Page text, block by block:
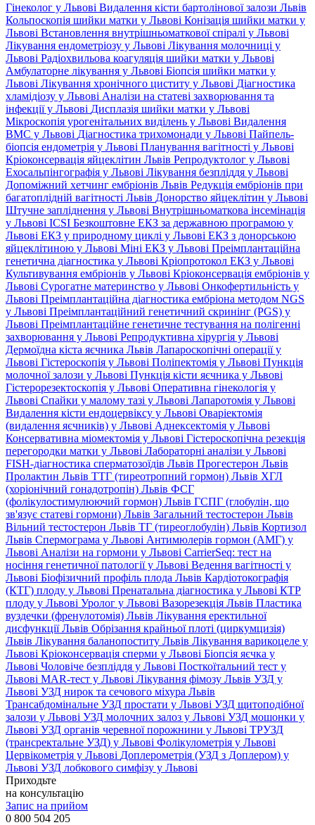
Гінеколог у Львові Видалення кісти бартолінової залози Львів
Кольпоскопія шийки матки у Львові Конізація шийки матки у
Львові Встановлення внутрішньоматкової спіралі у Львові
Лікування ендометріозу у Львові Лікування молочниці у
Львові Радіохвильова коагуляція шийки матки у Львові
Амбулаторне лікування у Львові Біопсія шийки матки у
Львові Лікування хронічного циститу у Львові Діагностика
хламідіозу у Львові Аналізи на статеві захворювання та
інфекції у Львові Дисплазія шийки матки у Львові
Мікроскопія урогенітальних виділень у Львові Видалення
ВМС у Львові Діагностика трихомонади у Львові Пайпель-
біопсія ендометрія у Львові Планування вагітності у Львові
Кріоконсервація яйцеклітин Львів Репродуктолог у Львові
Ехосальпінгографія у Львові Лікування безпліддя у Львові
Допоміжний хетчинг ембріонів Львів Редукція ембріонів при
багатоплідній вагітності Львів Донорство яйцеклітин у Львові
Штучне запліднення у Львові Внутрішньоматкова інсемінація
у Львові ICSI Безкоштовне ЕКЗ за державною програмою у
Львові ЕКЗ у природному циклі у Львові ЕКЗ з донорською
яйцеклітиною у Львові Міні ЕКЗ у Львові Преімплантаційна
генетична діагностика у Львові Кріопротокол ЕКЗ у Львові
Культивування ембріонів у Львові Кріоконсервація ембріонів у
Львові Сурогатне материнство у Львові Онкофертильність у
Львові Преімплантаційна діагностика ембріона методом NGS
у Львові Преімплантаційний генетичний скринінг (PGS) у
Львові Преімплантаційне генетичне тестування на полігенні
захворювання у Львові Репродуктивна хірургія у Львові
Дермоїдна кіста яєчника Львів Лапароскопічні операції у
Львові Гістероскопія у Львові Поліпектомія у Львові Пункція
молочної залози у Львові Пункція кісти яєчника у Львові
Гістерорезектоскопія у Львові Оперативна гінекологія у
Львові Спайки у малому тазі у Львові Лапаротомія у Львові
Видалення кісти ендоцервіксу у Львові Оваріектомія
(видалення яєчників) у Львові Аднексектомія у Львові
Консервативна міомектомія у Львові Гістероскопічна резекція
перегородки матки у Львові Лабораторні аналізи у Львові
FISH-діагностика сперматозоїдів Львів Прогестерон Львів
Пролактин Львів ТТГ (тиреотропний гормон) Львів ХГЛ
(хоріонічний гонадотропін) Львів ФСГ
(фолікулостимулюючий гормон) Львів ГСПГ (глобулін, що
зв'язує статеві гормони) Львів Загальний тестостерон Львів
Вільний тестостерон Львів ТГ (тиреоглобулін) Львів Кортизол
Львів Спермограма у Львові Антимюлерів гормон (АМГ) у
Львові Аналізи на гормони у Львові CarrierSeq: тест на
носіння генетичної патології у Львові Ведення вагітності у
Львові Біофізичний профіль плода Львів Кардіотокографія
(КТГ) плоду у Львові Пренатальна діагностика у Львові КТР
плоду у Львові Уролог у Львові Вазорезекція Львів Пластика
вуздечки (френулотомія) Львів Лікування еректильної
дисфункції Львів Обрізання крайньої плоті (циркумцизія)
Львів Лікування баланопоститу Львів Лікування варикоцеле у
Львові Кріоконсервація сперми у Львові Біопсія яєчка у
Львові Чоловіче безпліддя у Львові Посткоїтальний тест у
Львові MAR-тест у Львові Лікування фімозу Львів УЗД у
Львові УЗД нирок та сечового міхура Львів
Трансабдомінальне УЗД простати у Львові УЗД щитоподібної
залози у Львові УЗД молочних залоз у Львові УЗД мошонки у
Львові УЗД органів черевної порожнини у Львові ТРУЗД
(трансректальне УЗД) у Львові Фолікулометрія у Львові
Цервікометрія у Львові Доплерометрія (УЗД з Доплером) у
Львові УЗД лобкового симфізу у Львові
Приходьте
на консультацію
Запис на прийом
0 800 504 205